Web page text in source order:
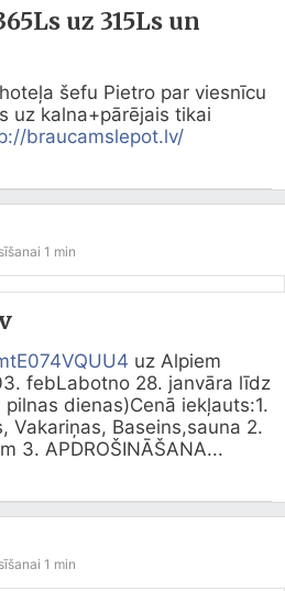
uz 315Ls un
šefu Pietro par viesnīcu
uz kalna+pārējais tikai
braucamslepot.lv/
1 min
uz Alpiem
febLabotno 28. janvāra līdz
dienas)Cenā iekļauts:1.
Vakariņas, Baseins,sauna 2.
3. APDROŠINĀŠANA...
1 min